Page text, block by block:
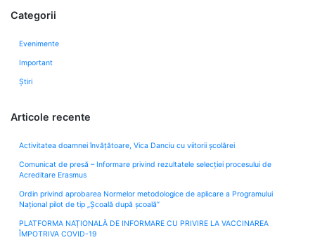
Categorii
Evenimente
Important
Știri
Articole recente
Activitatea doamnei învățătoare, Vica Danciu cu viitorii școlărei
Comunicat de presă – Informare privind rezultatele selecției procesului de
Acreditare Erasmus
Ordin privind aprobarea Normelor metodologice de aplicare a Programului
Naţional pilot de tip „Şcoală după şcoală”
PLATFORMA NAȚIONALĂ DE INFORMARE CU PRIVIRE LA VACCINAREA
ÎMPOTRIVA COVID-19